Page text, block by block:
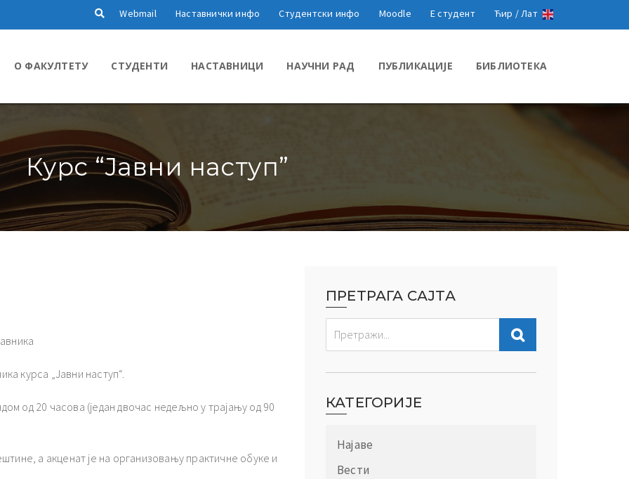
Webmail Наставнички инфо Студентски инфо Moodle Е студент Ћир /Лат
О ФАКУЛТЕТУ СТУДЕНТИ НАСТАВНИЦИ НАУЧНИ РАД ПУБЛИКАЦИЈЕ БИБЛИОТЕКА
Курс “Јавни наступ”
курса „Јавни наступ“.
од 20 часова (један двочас недељно у трајању од 90
а акценат је на организовању практичне обуке и
ПРЕТРАГА САЈТА
КАТЕГОРИЈЕ
Најаве
Вести